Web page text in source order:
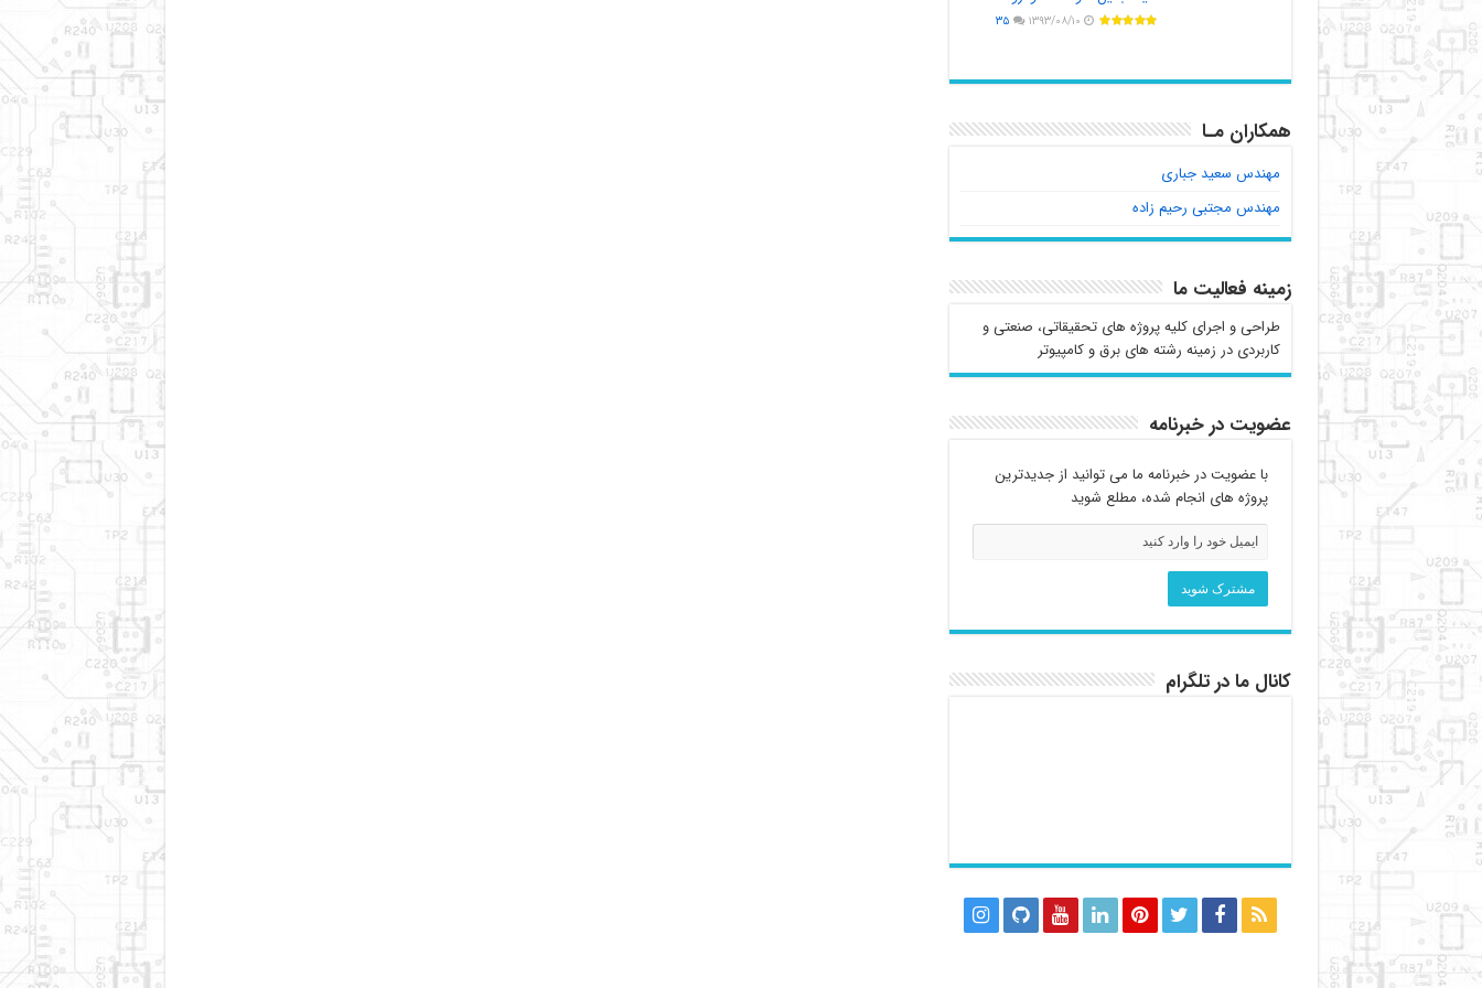
۱۳۹۳/۰۸/۱۰ ۳۵
همکاران مـا
مهندس سعید جباری
مهندس مجتبی رحیم زاده
زمینه فعالیت ما
طراحی و اجرای کلیه پروژه های تحقیقاتی، صنعتی و
کاربردی در زمینه رشته های برق و کامپیوتر
عضویت در خبرنامه
با عضویت در خبرنامه ما می توانید از جدیدترین
پروژه های انجام شده، مطلع شوید
کانال ما در تلگرام